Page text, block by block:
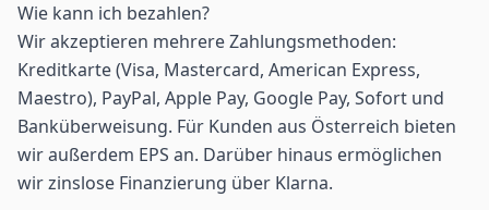
Wie kann ich bezahlen?
Wir akzeptieren mehrere Zahlungsmethoden:
Kreditkarte (Visa, Mastercard, American Express,
Maestro), PayPal, Apple Pay, Google Pay, Sofort und
Banküberweisung. Für Kunden aus Österreich bieten
wir außerdem EPS an. Darüber hinaus ermöglichen
wir zinslose Finanzierung über Klarna.